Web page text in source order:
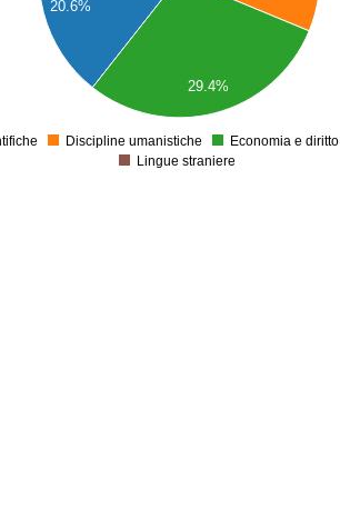
20.6%
29.4%
Discipline umanistiche Economia e diritto
Lingue straniere